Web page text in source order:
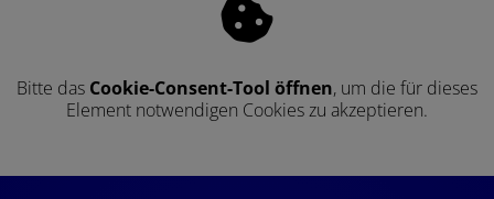
Bitte das Cookie-Consent-Tool öffnen, um die für dieses
Element notwendigen Cookies zu akzeptieren.